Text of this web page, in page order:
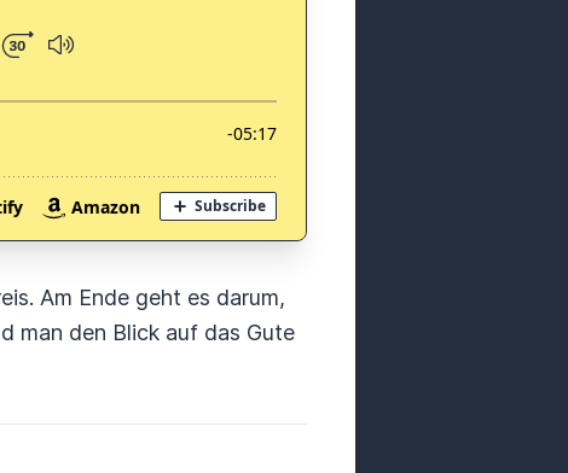
Am Ende geht es darum,
man den Blick auf das Gute